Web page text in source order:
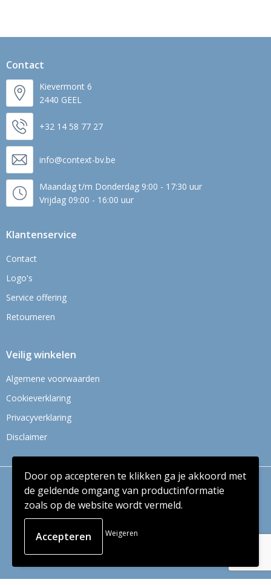
Contact
Kievermont 6
2440 GEEL
+32 14 58 77 27
info@context-bv.be
Maandag t/m Donderdag 9:00 - 17:30 uur
Vrijdag 09:00 - 16:00 uur
Klantenservice
Contact
Logo's
Service offering
Retourneren
Veilig winkelen
Algemene voorwaarden
Cookieverklaring
Privacyverklaring
Disclaimer
© Copyright Context BV 2024
Door op accepteren te klikken ga je akkoord met
de geldende omgang van productinformatie
zoals op de website wordt vermeld.
Weigeren